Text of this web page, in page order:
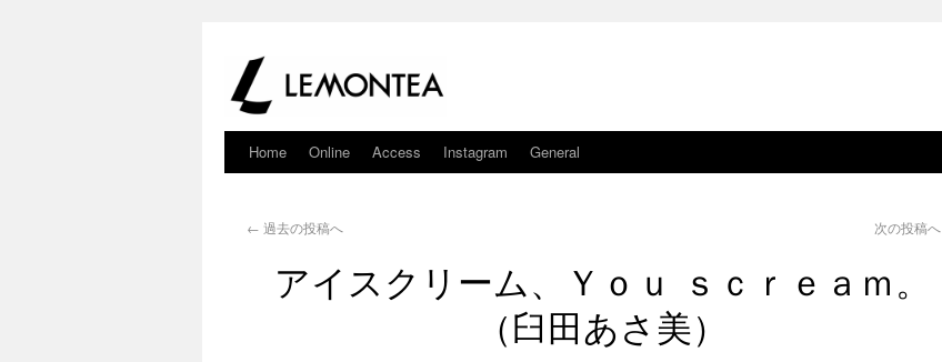
Home Online Access Instagram General
← 過去の投稿へ 次の投稿へ
アイスクリーム、Ｙｏｕ ｓｃｒｅａｍ。
（臼田あさ美）